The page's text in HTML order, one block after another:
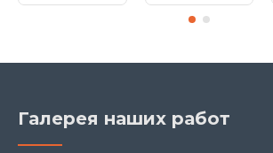
Галерея наших работ